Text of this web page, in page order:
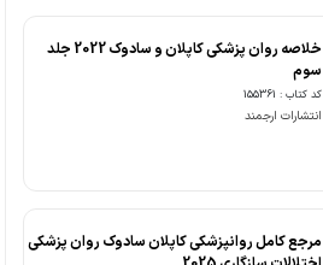
خلاصه روان پزشکی کاپلان و سادوک 2022 جلد
سوم
کد کتاب : 155361
انتشارات ارجمند
مرجع کامل روانپزشکی کاپلان سادوک روان پزشکی